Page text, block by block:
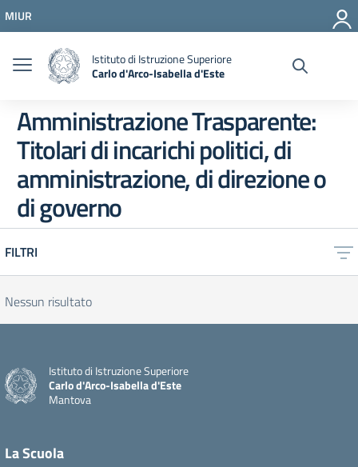
Vai al menu di navigazione
Vai al footer
MIUR
Istituto di Istruzione Superiore
Carlo d'Arco-Isabella d'Este
Amministrazione Trasparente:
Titolari di incarichi politici, di
amministrazione, di direzione o
di governo
FILTRI
Nessun risultato
Istituto di Istruzione Superiore
Carlo d'Arco-Isabella d'Este
Mantova
La Scuola